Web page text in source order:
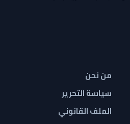
من نحن
سياسة التحرير
الملف القانوني